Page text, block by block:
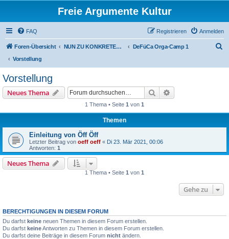
Freie Argumente Kultur
FAQ Anmelden
Registrieren
Foren-Übersicht NUN ZU KONKRETEN AKTIONEN U PROJEKTEN, ALS WICHTIGSTES AUSSER-PARLAMENTARISCHE KOMMUNEN WIE DAS DeFüCa
DeFüCa Orga-Camp 1
Vorstellung
Vorstellung
Neues Thema Suche
1 Thema • Seite 1 von 1
Themen
Einleitung von Öff Öff
Letzter Beitrag von oeff oeff « Di 23. Mär 2021, 00:06
Antworten: 1
Neues Thema
1 Thema • Seite 1 von 1
Gehe zu
BERECHTIGUNGEN IN DIESEM FORUM
Du darfst keine neuen Themen in diesem Forum erstellen.
Du darfst keineAntworten zu Themen in diesem Forum erstellen.
Du darfst deine Beiträge in diesem Forum nicht ändern.